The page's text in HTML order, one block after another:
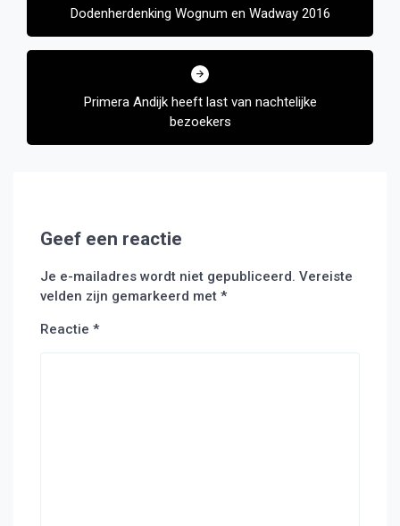
Dodenherdenking Wognum en Wadway 2016
Primera Andijk heeft last van nachtelijke
bezoekers
Geef een reactie
Je e-mailadres wordt niet gepubliceerd. Vereiste
velden zijn gemarkeerd met *
Reactie *